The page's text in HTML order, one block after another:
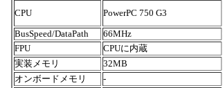
CPU PowerPC 750 G3
BusSpeed/DataPath
66MHz
FPU
CPUに内蔵
実装メモリ
32MB
オンボードメモリ
-